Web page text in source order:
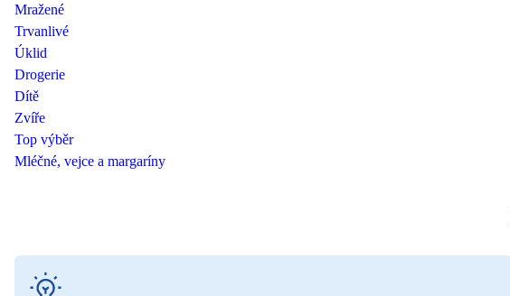
Mražené
Trvanlivé
Úklid
Drogerie
Dítě
Zvíře
Top výběr
Mléčné, vejce a margaríny